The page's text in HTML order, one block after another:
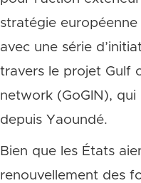
stratégie
avec une série
travers le projet Gulf
network (GoGIN),
depuis Yaoundé.
Bien que les États
renouvellement des